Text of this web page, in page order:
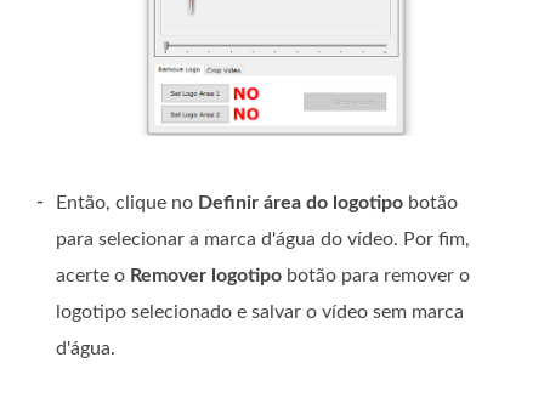
- Então, clique no Definir área do logotipo botão
para selecionar a marca d'água do vídeo. Por fim,
acerte o Remover logotipo botão para remover o
logotipo selecionado e salvar o vídeo sem marca
d'água.